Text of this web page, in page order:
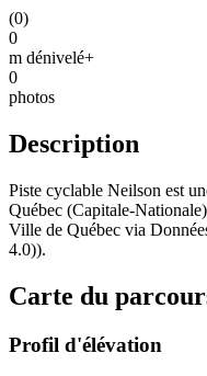
(0)
0
m dénivelé+
0
photos
Description
Piste cyclable Neilson est
Québec (Capitale-
Ville de Québec via
4.0)).
Carte du
Profil d'élévation